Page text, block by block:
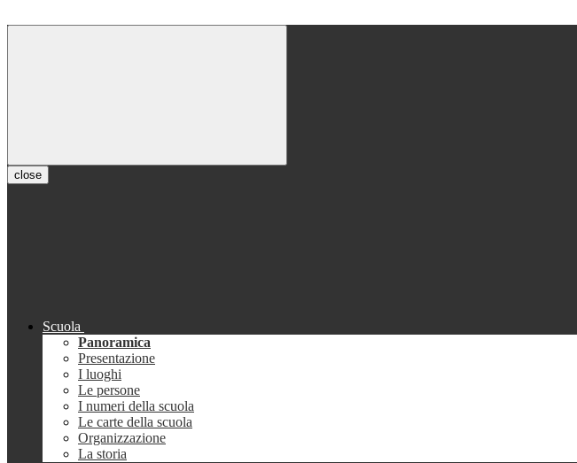
close
Scuola
Panoramica
Presentazione
I luoghi
Le persone
I numeri della scuola
Le carte della scuola
Organizzazione
La storia